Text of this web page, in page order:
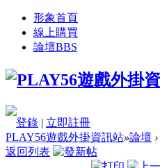
形象首頁
線上購買
論壇BBS
登錄 | 立即註冊
PLAY56遊戲外掛資訊站»論壇 ›
返回列表